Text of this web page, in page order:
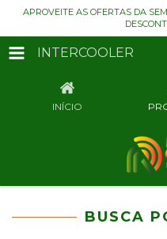
APROVEITE AS OFERTAS DA
INTERCOOLER
INÍCIO
BUSCA